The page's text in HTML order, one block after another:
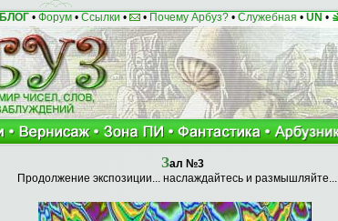
БЛОГ• Форум• Ссылки • • Почему Арбуз?• Служебная • UN •
Зал №3
Продолжение экспозиции... наслаждайтесь и размышляйте...